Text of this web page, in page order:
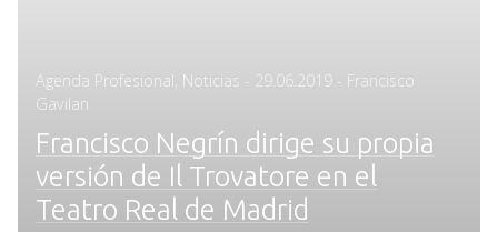
Agenda Profesional Noticias - Posted
29.06.2019 - Francisco
Gavilan
Francisco Negrín dirige su propia
versión de Il Trovatore en el
Teatro Real de Madrid